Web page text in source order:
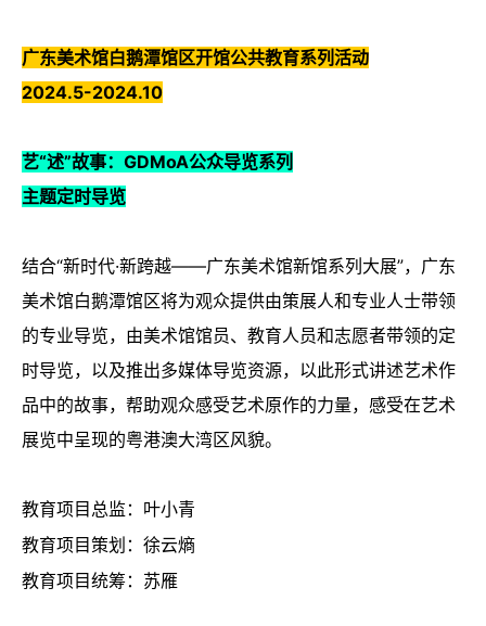
广东美术馆白鹅潭馆区开馆公共教育系列活动
2024.5-2024.10
艺“述”故事：GDMoA公众导览系列
主题定时导览
结合“新时代·新跨越——广东美术馆新馆系列大展”，广东
美术馆白鹅潭馆区将为观众提供由策展人和专业人士带领
的专业导览，由美术馆馆员、教育人员和志愿者带领的定
时导览，以及推出多媒体导览资源，以此形式讲述艺术作
品中的故事，帮助观众感受艺术原作的力量，感受在艺术
展览中呈现的粤港澳大湾区风貌。
教育项目总监：叶小青
教育项目策划：徐云熵
教育项目统筹：苏雁